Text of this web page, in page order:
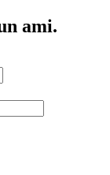
ami.